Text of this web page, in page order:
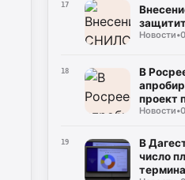
17
Новости•
18
В
проект
Новости•
19
В
число